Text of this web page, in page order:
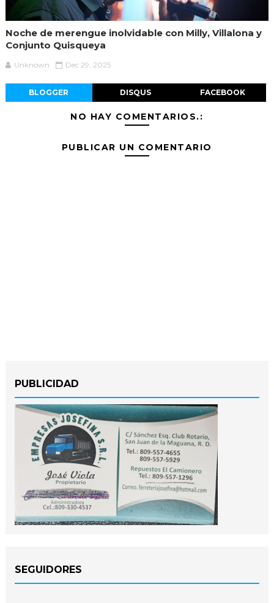
Noche de merengue inolvidable con Milly, Villalona y
Conjunto Quisqueya
Unknown Dec 29, 2025
BLOGGER DISQUS FACEBOOK
NO HAY COMENTARIOS.:
PUBLICAR UN COMENTARIO
PUBLICIDAD
SEGUIDORES